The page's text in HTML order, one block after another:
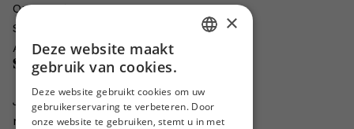
Onze auteurs
Schrijven voor MO*?
Adverteren in MO*
Steun MO*
Je helpt ons groeien. MO* bestaat
niet zonder jouw steun!
ENGLISH
×
Deze website maakt
gebruik van cookies.
Deze website gebruikt cookies om uw
gebruikerservaring te verbeteren. Door
onze website te gebruiken, stemt u in met